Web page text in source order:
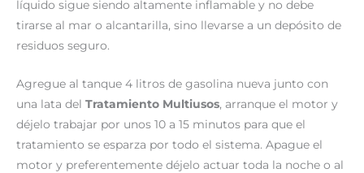
líquido sigue siendo altamente inflamable y no debe
tirarse al mar o alcantarilla, sino llevarse a un depósito de
residuos seguro.
Agregue al tanque 4 litros de gasolina nueva junto con
una lata del Tratamiento Multiusos, arranque el motor y
déjelo trabajar por unos 10 a 15 minutos para que el
tratamiento se esparza por todo el sistema. Apague el
motor y preferentemente déjelo actuar toda la noche o al